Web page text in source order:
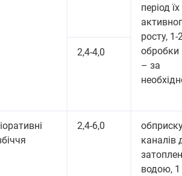
період їх
росту, 1-
обробки
– за
2,4-4,0
2,4-6,0
каналів
водою, 1